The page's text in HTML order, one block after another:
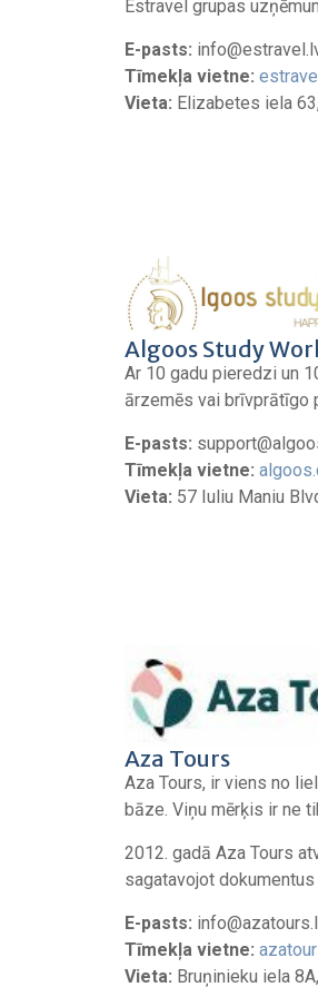
Estravel grupas
E-pasts:
Tīmekļa vietne:
Vieta: Elizabetes iela
Algoos Study
Ar 10 gadu pieredzi un
ārzemēs vai brīvprātīgo
E-pasts:
Tīmekļa vietne:
Vieta: 57 Iuliu Maniu
Aza Tours
Aza Tours, ir viens no
bāze. Viņu mērķis ir ne
2012. gadā Aza Tours
sagatavojot
E-pasts:
Tīmekļa vietne:
Vieta: Bruņinieku iela